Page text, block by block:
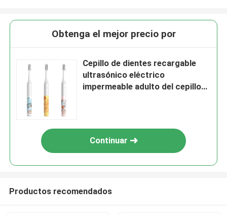
Obtenga el mejor precio por
Cepillo de dientes recargable
ultrasónico eléctrico
impermeable adulto del cepillo
Continuar
Productos recomendados